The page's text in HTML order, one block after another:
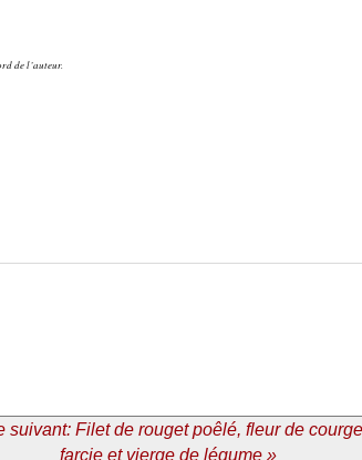
de l’auteur.
suivant: Filet de rouget poêlé, fleur de
farcie et vierge de légume »